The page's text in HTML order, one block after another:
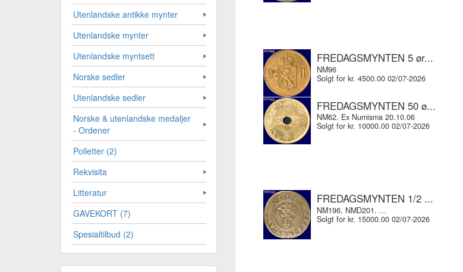
Utenlandske antikke mynter
Utenlandske mynter
Utenlandske myntsett
Norske sedler
Utenlandske sedler
Norske & utenlandske medaljer
- Ordener
Polletter (2)
Rekvisita
Litteratur
GAVEKORT (7)
Spesialtilbud (2)
FREDAGSMYNTEN 5 ør...
NM96
Solgt for kr. 4500.00 02/07-2026
FREDAGSMYNTEN 50 ø...
NM62. Ex Numisma 20.10.06
Solgt for kr. 10000.00 02/07-2026
FREDAGSMYNTEN 1/2 ...
NM196, NMD201. ...
Solgt for kr. 15000.00 02/07-2026